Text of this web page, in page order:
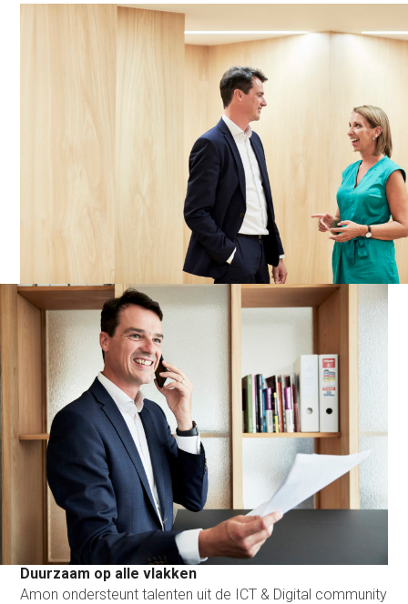
Duurzaam op alle vlakken
Amon ondersteunt talenten uit de ICT & Digital community